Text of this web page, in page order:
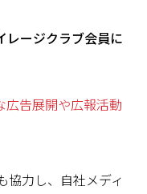
レージクラブ会員に
告展開や広報活動
協力し、自社メディ